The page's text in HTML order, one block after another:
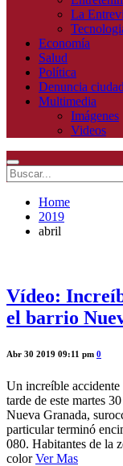
La
Economía
Salud
Política
Denuncia
Multimedia
Imágenes
Videos
Home
2019
abril
Vídeo:
el barrio
Abr 30 2019 09:11 pm 0
Un increíble accidente
tarde de este martes
Nueva Granada,
particular terminó
080. Habitantes de la
colorVer Mas